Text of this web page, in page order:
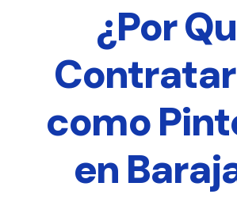
¿Por
como
en